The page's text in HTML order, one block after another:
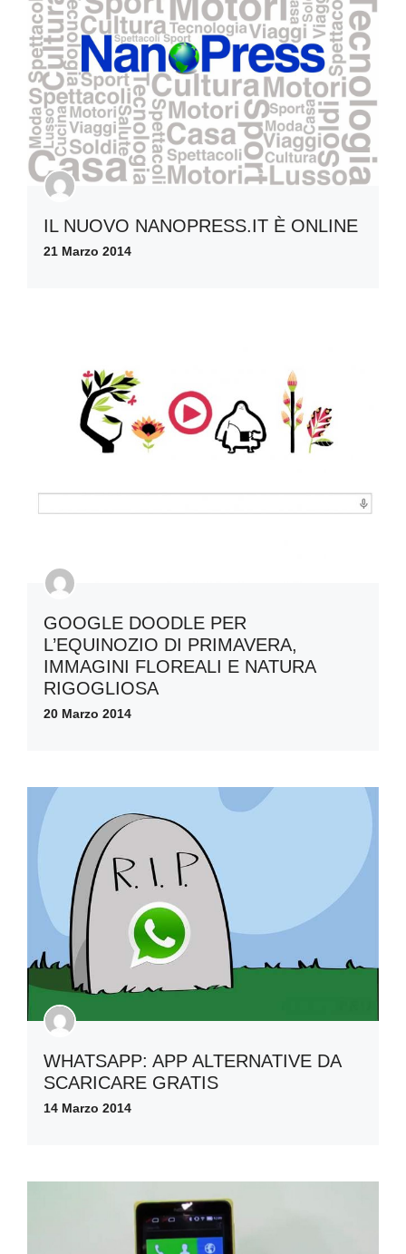
IL NUOVO NANOPRESS.IT È ONLINE
21 Marzo 2014
GOOGLE DOODLE PER
L’EQUINOZIO DI PRIMAVERA,
IMMAGINI FLOREALI E NATURA
RIGOGLIOSA
20 Marzo 2014
WHATSAPP: APP ALTERNATIVE DA
SCARICARE GRATIS
14 Marzo 2014